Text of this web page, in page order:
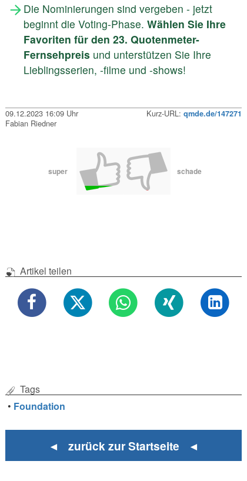
Die Nominierungen sind vergeben - jetzt
beginnt die Voting-Phase. Wählen Sie Ihre
Favoriten für den 23. Quotenmeter-
Fernsehpreis und unterstützen Sie Ihre
Lieblingsserien, -filme und -shows!
09.12.2023 16:09 Uhr Kurz-URL: qmde.de/147271
Fabian Riedner
super schade
Artikel teilen
Tags
• Foundation
◄ zurück zur Startseite ◄